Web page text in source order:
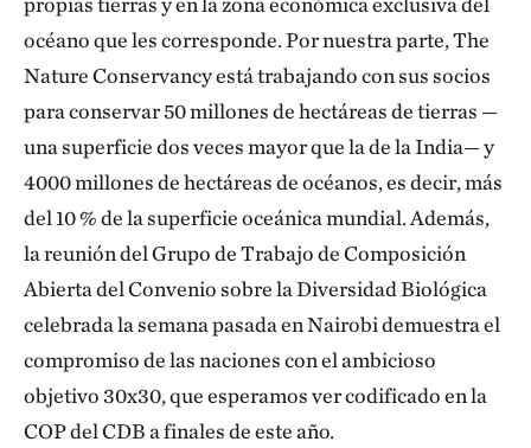
océano que les corresponde. Por nuestra parte, The
Nature Conservancy está trabajando con sus socios
para conservar 50 millones de hectáreas de tierras —
una superficie dos veces mayor que la de la India— y
4000 millones de hectáreas de océanos, es decir, más
del 10 % de la superficie oceánica mundial. Además,
la reunión del Grupo de Trabajo de Composición
Abierta del Convenio sobre la Diversidad Biológica
celebrada la semana pasada en Nairobi demuestra el
compromiso de las naciones con el ambicioso
objetivo 30x30, que esperamos ver codificado en la
COP del CDB a finales de este año.